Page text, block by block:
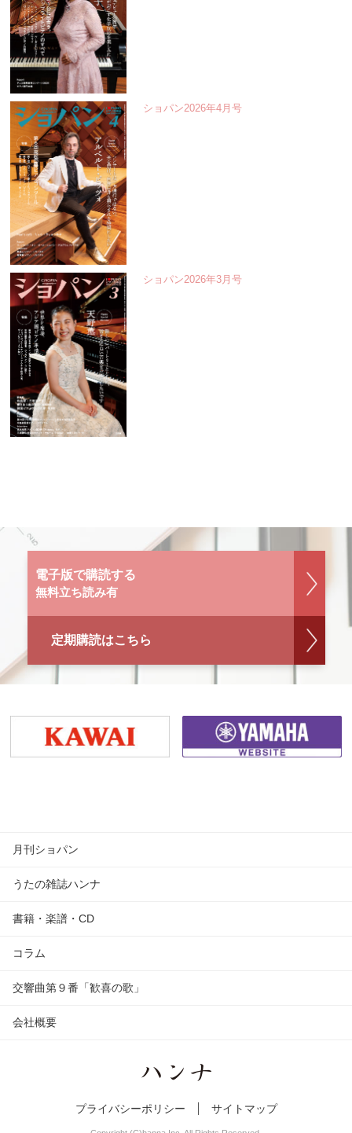
ショパン2026年4月号
ショパン2026年3月号
電子版で購読する
無料立ち読み有
定期購読はこちら
月刊ショパン
うたの雑誌ハンナ
書籍・楽譜・CD
コラム
交響曲第９番「歓喜の歌」
会社概要
プライバシーポリシー サイトマップ